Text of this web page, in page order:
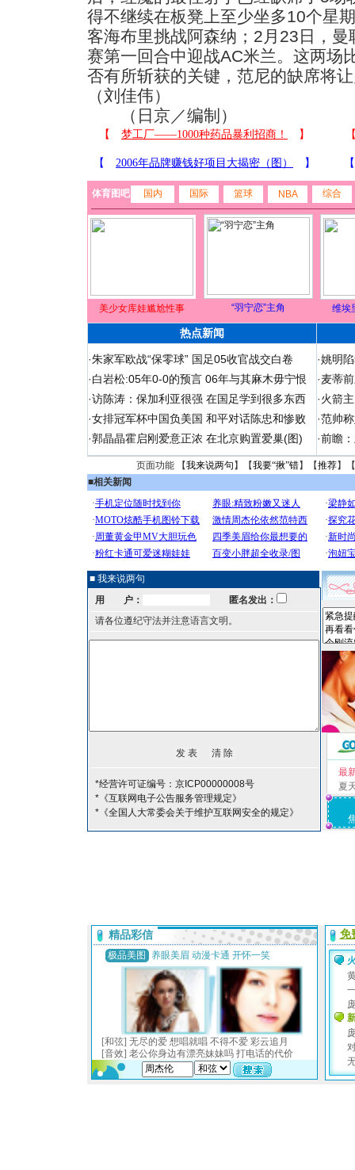
得不继续在板凳上至少坐多10个星
客海布里挑战阿森纳；2月23日，
赛第一回合中迎战AC米兰。这两场
否有所斩获的关键，范尼的缺席将
（刘佳伟）
（日京／编制）
体育图吧 国内 国际 篮球 NBA 综合
美少女库娃尴尬性事 “羽宁恋”主角 维埃
热点新闻
·朱家军欧战“保零球” 国足05收官战交白卷
·白岩松:05年0-0的预言 06年与其麻木毋宁恨
·访陈涛：保加利亚很强 在国足学到很多东西
·女排冠军杯中国负美国 和平对话陈忠和惨败
·郭晶晶霍启刚爱意正浓 在北京购置爱巢(图)
·姚明
·麦蒂
·火箭
·范帅
·前瞻
页面功能 【我来说两句 】【我要“揪”错】【推荐】
■相关新闻
■ 我来说两句
用 户：
匿名发出：
请各位遵纪守法并注意语言文明。
*经营许可证编号：京ICP00000008号
*《互联网电子公告服务管理规定》
*《全国人大常委会关于维护互联网安全的规定》
最
夏